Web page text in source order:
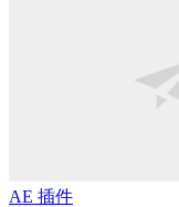
AE 插件